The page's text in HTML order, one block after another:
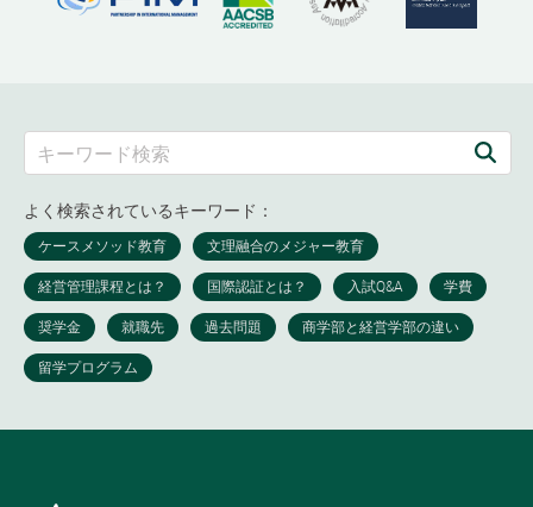
よく検索されているキーワード：